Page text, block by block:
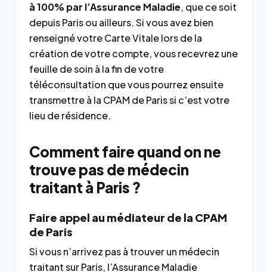
à 100% par l’Assurance Maladie, que ce soit
depuis Paris ou ailleurs. Si vous avez bien
renseigné votre Carte Vitale lors de la
création de votre compte, vous recevrez une
feuille de soin à la fin de votre
téléconsultation que vous pourrez ensuite
transmettre à la CPAM de Paris si c’est votre
lieu de résidence.
Comment faire quand on ne
trouve pas de médecin
traitant à Paris ?
Faire appel au médiateur de la CPAM
de Paris
Si vous n’arrivez pas à trouver un médecin
traitant sur Paris, l’Assurance Maladie